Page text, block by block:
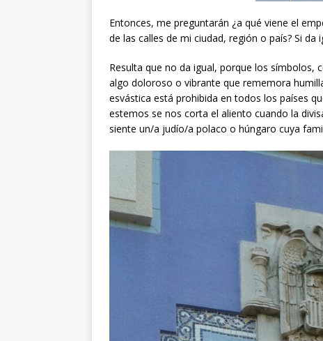
Entonces, me preguntarán ¿a qué viene el
de las calles de mi ciudad, región o país? Si da
Resulta que no da igual, porque los
algo doloroso o vibrante que rememora
esvástica está prohibida en todos los países
estemos se nos corta el aliento cuando la
siente un/a judío/a polaco o húngaro cuya